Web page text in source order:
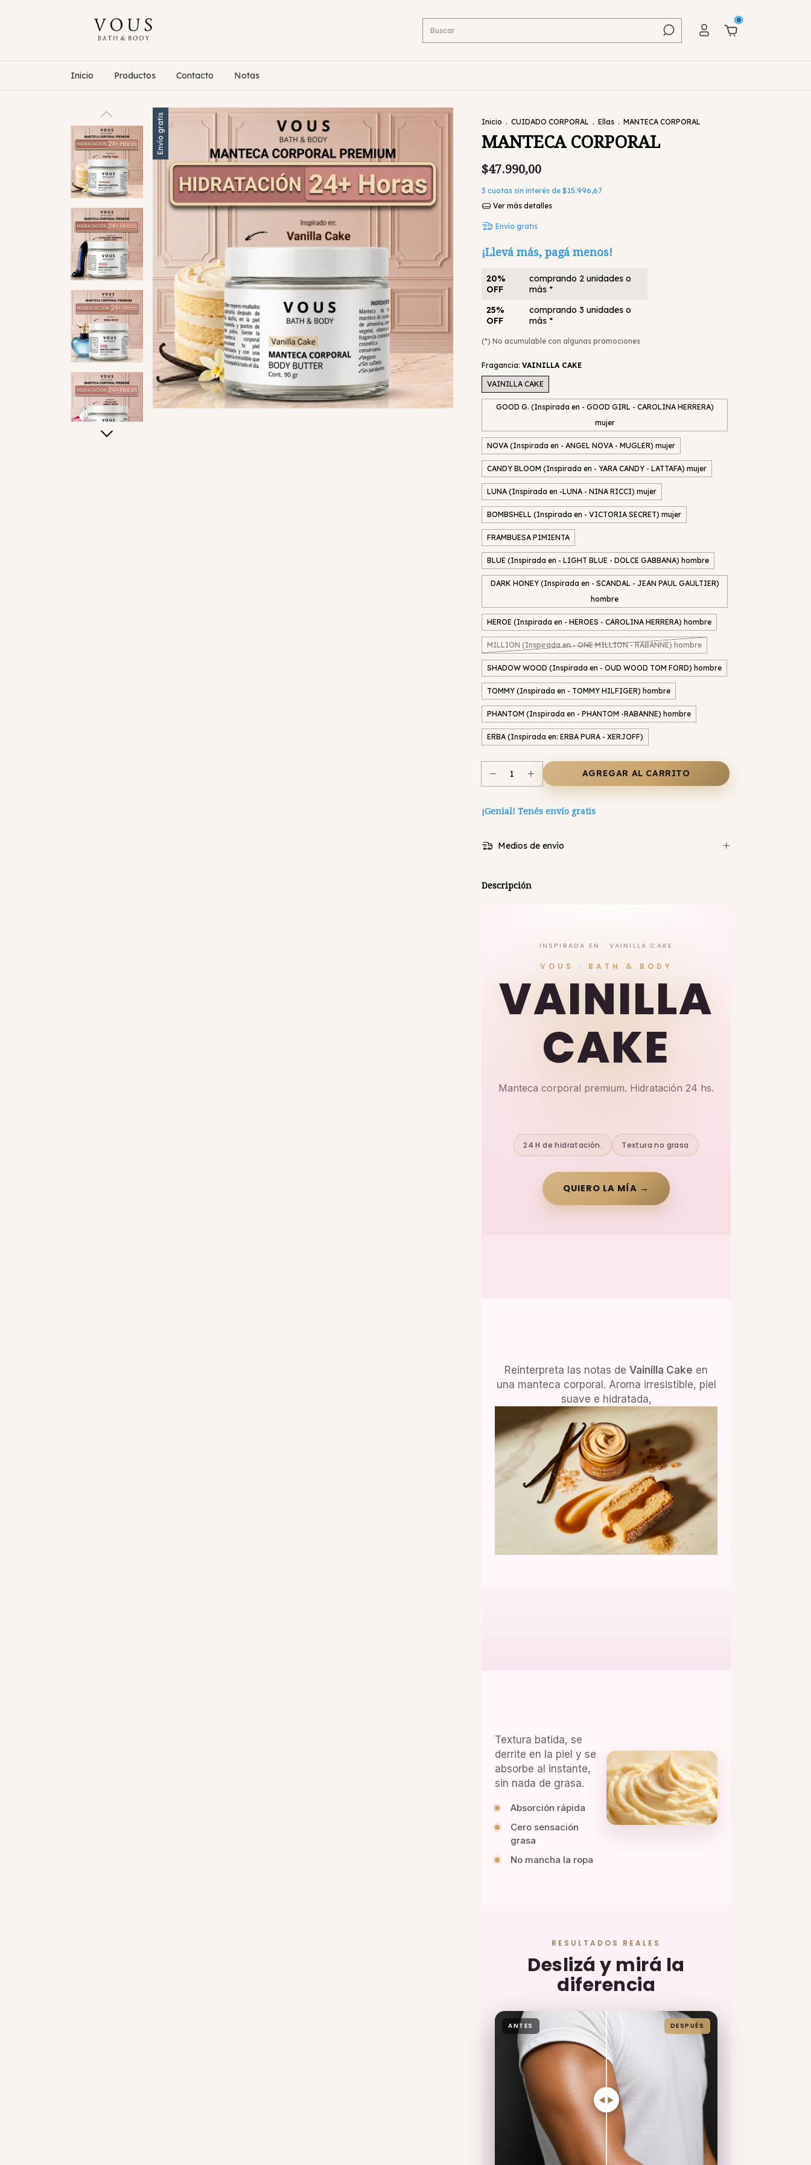
0
Inicio Productos Contacto Notas
Envío gratis Inicio . CUIDADO CORPORAL . Ellas . MANTECA CORPORAL
MANTECA CORPORAL
$47.990,00
3 cuotas sin interés de $15.996,67
Ver más detalles
Envío gratis
¡Llevá más, pagá menos!
20%
OFF
comprando 2 unidades o
más *
25%
OFF
comprando 3 unidades o
más *
(*) No acumulable con algunas promociones
Fragancia: VAINILLA CAKE
VAINILLA CAKE
GOOD G. (Inspirada en - GOOD GIRL - CAROLINA HERRERA)
mujer
NOVA (Inspirada en - ANGEL NOVA - MUGLER) mujer
CANDY BLOOM (Inspirada en - YARA CANDY - LATTAFA) mujer
LUNA (Inspirada en -LUNA - NINA RICCI) mujer
BOMBSHELL (Inspirada en - VICTORIA SECRET) mujer
FRAMBUESA PIMIENTA
BLUE (Inspirada en - LIGHT BLUE - DOLCE GABBANA) hombre
DARK HONEY (Inspirada en - SCANDAL - JEAN PAUL GAULTIER)
hombre
HEROE (Inspirada en - HEROES - CAROLINA HERRERA) hombre
MILLION (Inspirada en - ONE MILLION - RABANNE) hombre
SHADOW WOOD (Inspirada en - OUD WOOD TOM FORD) hombre
TOMMY (Inspirada en - TOMMY HILFIGER) hombre
PHANTOM (Inspirada en - PHANTOM -RABANNE) hombre
ERBA (Inspirada en: ERBA PURA - XERJOFF)
¡Genial! Tenés envío gratis
Medios de envío
Descripción
INSPIRADA EN · VAINILLA CAKE
VOUS · BATH & BODY
VAINILLA
CAKE
Manteca corporal premium. Hidratación 24 hs.
24 H de hidratación. Textura no grasa
QUIERO LA MÍA →
Reinterpreta las notas de Vainilla Cake en
una manteca corporal. Aroma irresistible, piel
suave e hidratada,
Textura batida, se
derrite en la piel y se
absorbe al instante,
sin nada de grasa.
Absorción rápida
Cero sensación
grasa
No mancha la ropa
RESULTADOS REALES
Deslizá y mirá la
diferencia
ANTES DESPUÉS
◄ ►